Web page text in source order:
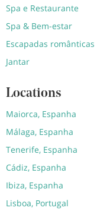
Spa e Restaurante
Spa & Bem-estar
Escapadas românticas
Jantar
Locations
Maiorca, Espanha
Málaga, Espanha
Tenerife, Espanha
Cádiz, Espanha
Ibiza, Espanha
Lisboa, Portugal